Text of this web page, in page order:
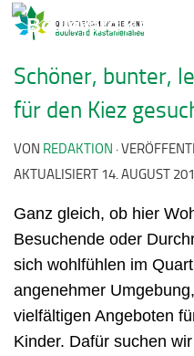
Schöner, bunter,
für den Kiez
VON REDAKTION ·
AKTUALISIERT 14. AUGUST
Ganz gleich, ob hier
Besuchende oder
sich wohlfühlen im
angenehmer
vielfältigen Angeboten
Kinder. Dafür suchen